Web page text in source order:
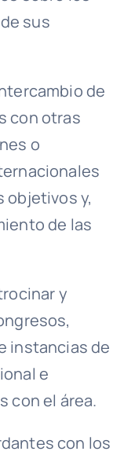
sus
de
con otras
o
objetivos y,
de las
y
instancias de
e
con el área.
con los